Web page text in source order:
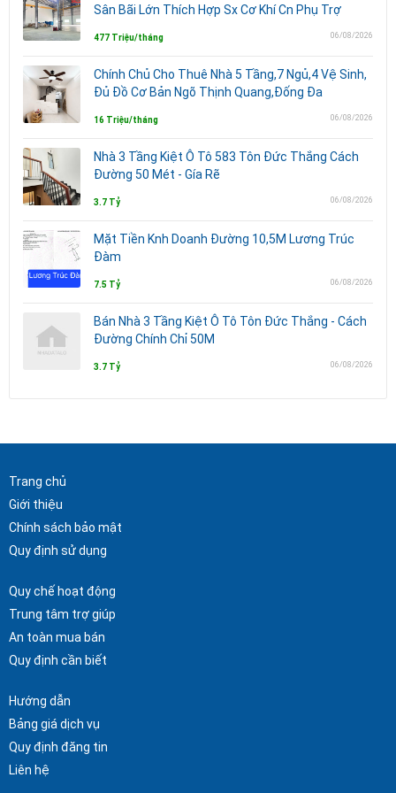
Sân Bãi Lớn Thích Hợp Sx Cơ Khí Cn Phụ Trợ
477 Triệu/tháng 06/08/2026
Chính Chủ Cho Thuê Nhà 5 Tầng,7 Ngủ,4 Vệ Sinh,
Đủ Đồ Cơ Bản Ngõ Thịnh Quang,Đống Đa
16 Triệu/tháng 06/08/2026
Nhà 3 Tầng Kiệt Ô Tô 583 Tôn Đức Thắng Cách
Đường 50 Mét - Gía Rẽ
3.7 Tỷ 06/08/2026
Mặt Tiền Knh Doanh Đường 10,5M Lương Trúc
Đàm
7.5 Tỷ 06/08/2026
Bán Nhà 3 Tầng Kiệt Ô Tô Tôn Đức Thắng - Cách
Đường Chính Chỉ 50M
3.7 Tỷ 06/08/2026
Trang chủ
Giới thiệu
Chính sách bảo mật
Quy định sử dụng
Quy chế hoạt động
Trung tâm trợ giúp
An toàn mua bán
Quy định cần biết
Hướng dẫn
Bảng giá dịch vụ
Quy định đăng tin
Liên hệ